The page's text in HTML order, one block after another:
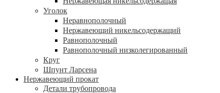
Уголок
Неравнополочный
Нержавеющий никельсодержащий
Равнополочный
Равнополочный низколегированный
Круг
Шпунт Ларсена
Нержавеющий прокат
Детали трубопровода